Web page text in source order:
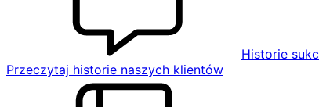
Historie
Przeczytaj historie naszych klientów